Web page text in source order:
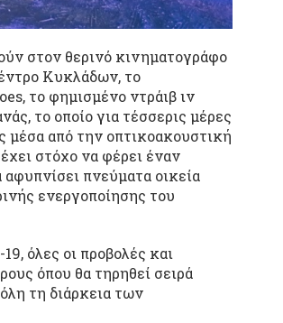
στον θερινό κινηματογράφο
Κυκλάδων, το
το φημισμένο ντράιβ ιν
το οποίο για τέσσερις μέρες
μέσα από την οπτικοακουστική
στόχο να φέρει έναν
πνεύματα οικεία
ενεργοποίησης του
όλες οι προβολές και
όπου θα τηρηθεί σειρά
τη διάρκεια των